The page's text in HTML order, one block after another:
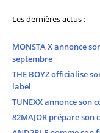
Les dernières actus :
MONSTA X annonce
septembre
THE BOYZ officialise
label
TUNEXX annonce son
82MAJOR prépare son